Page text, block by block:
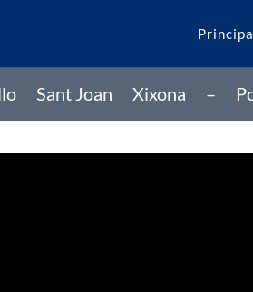
Sant Joan Xixona –